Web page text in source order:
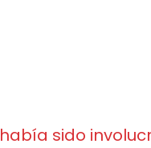
había sido